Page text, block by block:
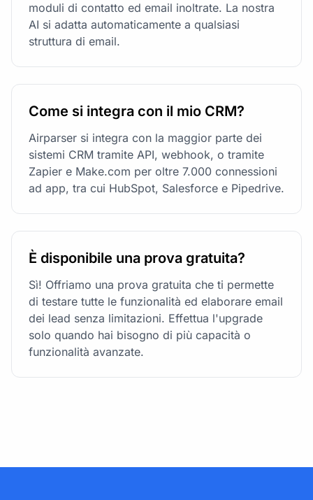
moduli di contatto ed email inoltrate. La nostra
AI si adatta automaticamente a qualsiasi
struttura di email.
Come si integra con il mio CRM?
Airparser si integra con la maggior parte dei
sistemi CRM tramite API, webhook, o tramite
Zapier e Make.com per oltre 7.000 connessioni
ad app, tra cui HubSpot, Salesforce e Pipedrive.
È disponibile una prova gratuita?
Sì! Offriamo una prova gratuita che ti permette
di testare tutte le funzionalità ed elaborare email
dei lead senza limitazioni. Effettua l'upgrade
solo quando hai bisogno di più capacità o
funzionalità avanzate.